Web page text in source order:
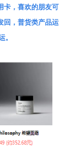
卡，喜欢的朋友可
回，普货类产品运
。